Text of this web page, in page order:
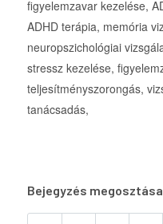
Bejegyzés megosztása